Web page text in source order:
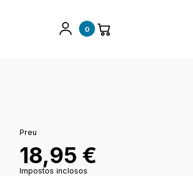
0
Preu
18,95 €
Impostos inclosos